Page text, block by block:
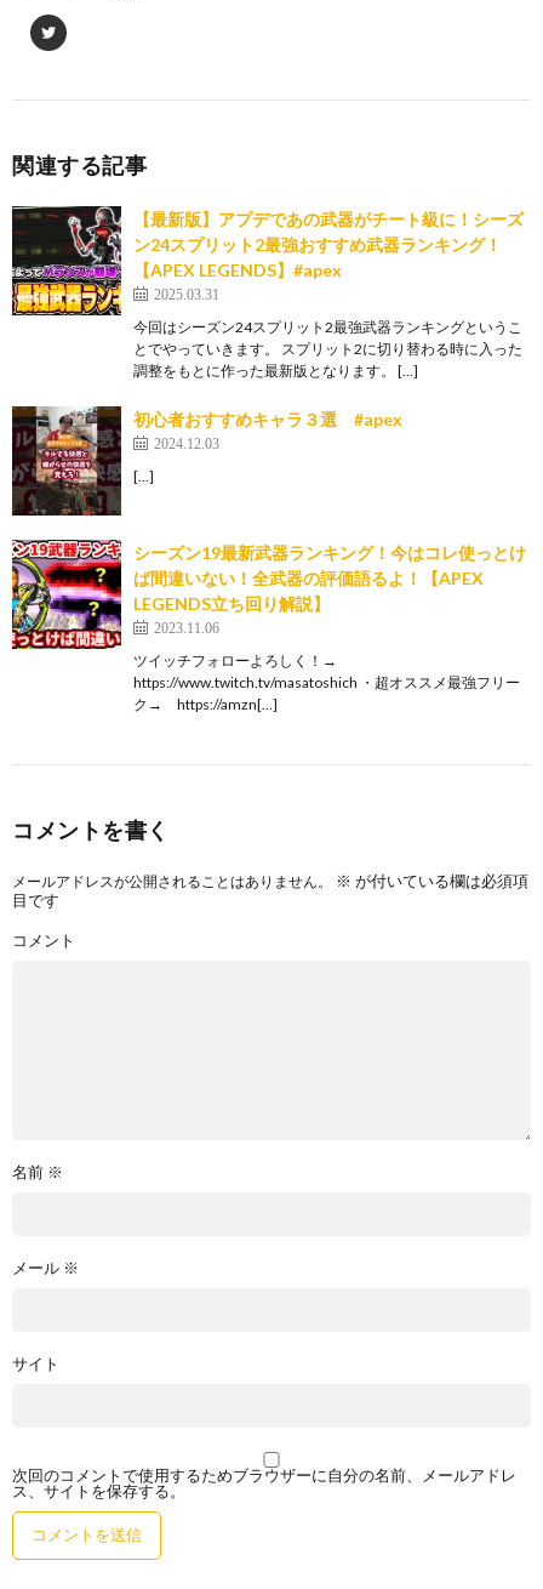
関連する記事
【最新版】アプデであの武器がチート級に！シーズ
ン24スプリット2最強おすすめ武器ランキング！
【APEX LEGENDS】#apex
2025.03.31
今回はシーズン24スプリット2最強武器ランキングというこ
とでやっていきます。 スプリット2に切り替わる時に入った
調整をもとに作った最新版となります。 […]
初心者おすすめキャラ３選 #apex
2024.12.03
[…]
シーズン19最新武器ランキング！今はコレ使っとけ
ば間違いない！全武器の評価語るよ！【APEX
LEGENDS立ち回り解説】
2023.11.06
ツイッチフォローよろしく！→
https://www.twitch.tv/masatoshich ・超オススメ最強フリー
ク→ https://amzn[…]
コメントを書く
メールアドレスが公開されることはありません。 ※ が付いている欄は必須項
目です
コメント
名前 ※
メール ※
サイト
次回のコメントで使用するためブラウザーに自分の名前、メールアドレ
ス、サイトを保存する。